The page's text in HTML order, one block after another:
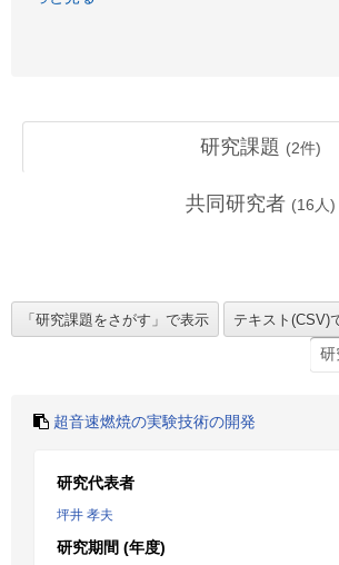
研究課題 (2件)
共同研究者 (16 人)
超音速燃焼の実験技術の開発
研究代表者
坪井 孝夫
研究期間 (年度)